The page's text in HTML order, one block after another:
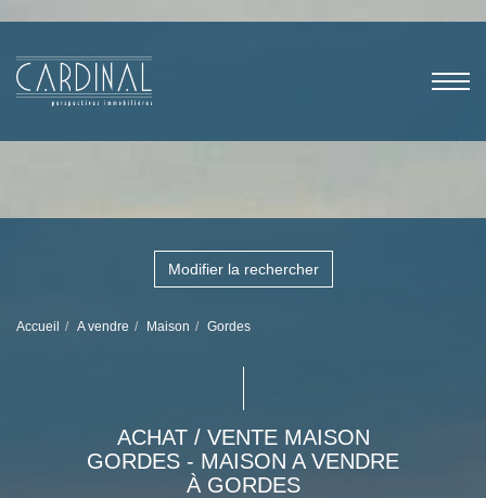
Modifier la rechercher
Accueil A vendre Maison Gordes
ACHAT / VENTE MAISON
GORDES - MAISON A VENDRE
À GORDES